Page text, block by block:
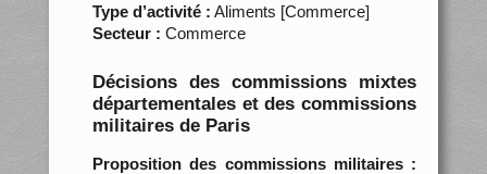
Type d’activité : Aliments [Commerce]
Secteur : Commerce
Décisions des commissions mixtes
départementales et des commissions
militaires de Paris
Proposition des commissions militaires :